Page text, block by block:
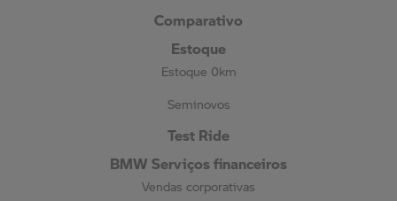
Comparativo
Estoque
Estoque 0km
Seminovos
Test Ride
BMW Serviços financeiros
Vendas corporativas